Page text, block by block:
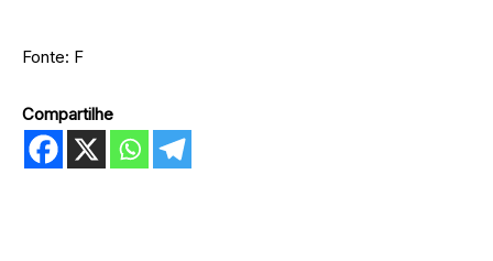
Fonte: F
Compartilhe